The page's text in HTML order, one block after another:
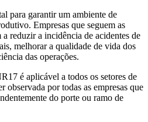
para garantir um ambiente de
Empresas que seguem as
reduzir a incidência de acidentes de
melhorar a qualidade de vida dos
das operações.
é aplicável a todos os setores de
observada por todas as empresas que
do porte ou ramo de